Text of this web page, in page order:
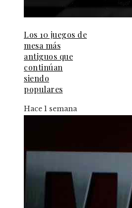
Los 10 juegos de
mesa más
antiguos que
continúan
siendo
populares
Hace 1 semana